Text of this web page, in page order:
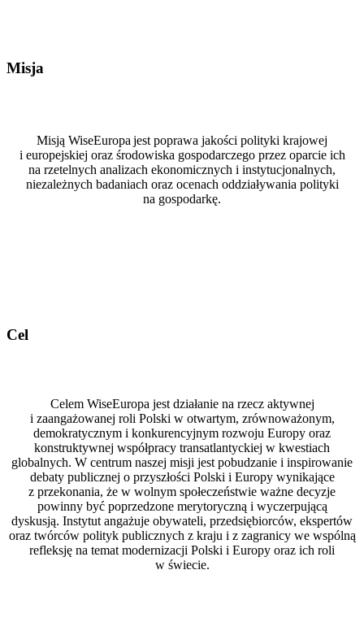
Misja
Misją WiseEuropa jest poprawa jakości polityki krajowej
i europejskiej oraz środowiska gospodarczego przez oparcie ich
na rzetelnych analizach ekonomicznych i instytucjonalnych,
niezależnych badaniach oraz ocenach oddziaływania polityki
na gospodarkę.
Cel
Celem WiseEuropa jest działanie na rzecz aktywnej
i zaangażowanej roli Polski w otwartym, zrównoważonym,
demokratycznym i konkurencyjnym rozwoju Europy oraz
konstruktywnej współpracy transatlantyckiej w kwestiach
globalnych. W centrum naszej misji jest pobudzanie i inspirowanie
debaty publicznej o przyszłości Polski i Europy wynikające
z przekonania, że w wolnym społeczeństwie ważne decyzje
powinny być poprzedzone merytoryczną i wyczerpującą
dyskusją. Instytut angażuje obywateli, przedsiębiorców, ekspertów
oraz twórców polityk publicznych z kraju i z zagranicy we wspólną
refleksję na temat modernizacji Polski i Europy oraz ich roli
w świecie.